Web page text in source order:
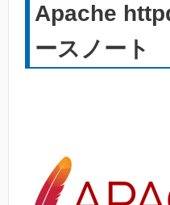
Apache
ースノート